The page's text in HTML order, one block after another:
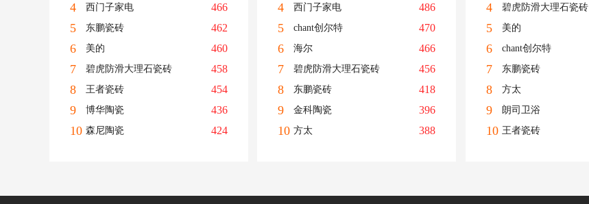
4 西门子家电 466
5 东鹏瓷砖 462
6 美的 460
7 碧虎防滑大理石瓷砖 458
8 王者瓷砖 454
9 博华陶瓷 436
10 森尼陶瓷 424
4 西门子家电 486
5 chant创尔特 470
6 海尔 466
7 碧虎防滑大理石瓷砖 456
8 东鹏瓷砖 418
9 金科陶瓷 396
10 方太 388
4 碧虎防滑大理石瓷砖
5 美的
6 chant创尔特
7 东鹏瓷砖
8 方太
9 朗司卫浴
10 王者瓷砖